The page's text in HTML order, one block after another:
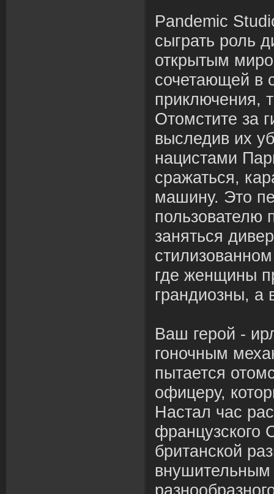
Pandemic
сыграть роль
открытым
сочетающей в
приключения,
Отомстите за
выследив их
нацистами
сражаться,
машину. Это
пользователю
заняться
где женщины
грандиозны, а
Ваш герой -
гоночным
пытается
офицеру,
Настал час
французского
британской